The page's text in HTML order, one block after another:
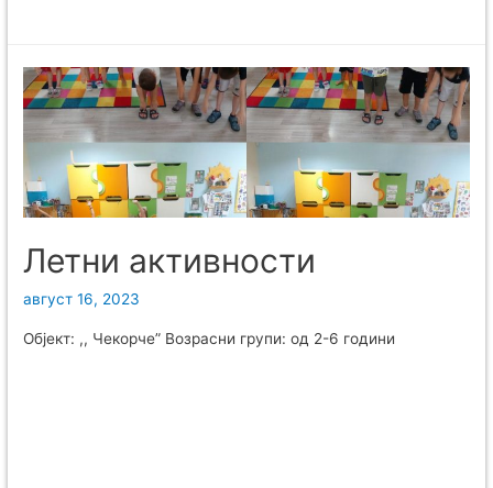
Летни активности
август 16, 2023
Објект: ,, Чекорче” Возрасни групи: од 2-6 години